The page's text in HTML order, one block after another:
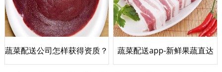
蔬菜配送公司怎样获得资质？ 蔬菜配送app-新鲜果蔬直达